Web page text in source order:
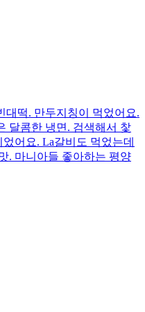
대떡. 만두지칭이 먹었어요.
달콤한 냉면. 검색해서 찿
어요. La갈비도 먹었는데
. 마니아들 좋아하는 평양